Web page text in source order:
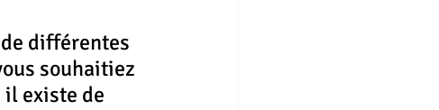
différentes
souhaitiez
existe de